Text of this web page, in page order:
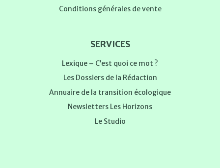
Conditions générales de vente
SERVICES
Lexique – C’est quoi ce mot ?
Les Dossiers de la Rédaction
Annuaire de la transition écologique
Newsletters Les Horizons
Le Studio